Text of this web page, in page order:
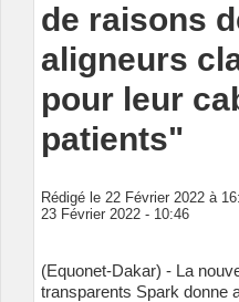
de raisons
aligneurs
pour leur
patients"
Rédigé le 22 Février 2022 à
23 Février 2022 - 10:46
(Equonet-Dakar) - La
transparents Spark donne